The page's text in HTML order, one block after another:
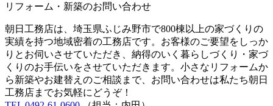
リフォーム・新築のお問い合わせ
朝日工務店は、埼玉県ふじみ野市で800棟以上の家づくりの
実績を持つ地域密着の工務店です。お客様のご要望をしっか
りとお伺いさせていただき、納得のいく暮らしづくり・家づ
くりのお手伝いをさせていただきます。小さなリフォームか
ら新築やお建替えのご相談まで、お問い合わせは私たち朝日
工務店までお気軽にどうぞ！